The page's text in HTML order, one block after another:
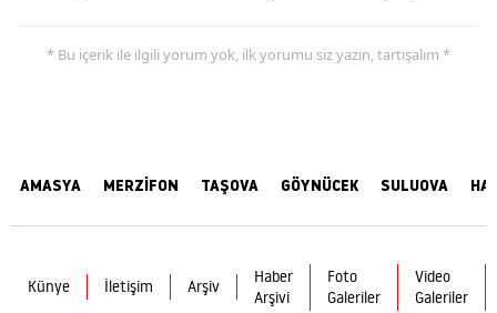
* Bu içerik ile ilgili yorum yok, ilk yorumu siz yazın, tartışalım *
AMASYA MERZİFON TAŞOVA GÖYNÜCEK SULUOVA
Künye İletişim Arşiv
Haber
Arşivi
Foto
Galeriler
Video
Galeriler